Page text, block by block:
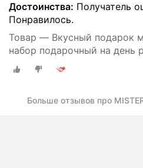
Достоинства: Получатель
Понравилось.
Товар — Вкусный подарок
набор подарочный на день
Больше отзывов про